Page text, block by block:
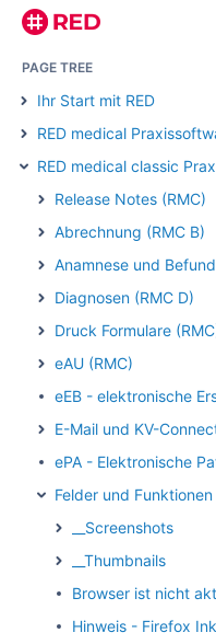
PAGE TREE
Ihr Start mit RED
RED medical
RED medical classic
Release Notes (RMC)
Abrechnung (RMC B)
Anamnese und
Diagnosen (RMC D)
Druck Formulare
eAU (RMC)
eEB - elektronische
E-Mail und KV-
ePA - Elektronische
Felder und Funktionen
__Screenshots
__Thumbnails
Browser ist nicht
Hinweis - Firefox